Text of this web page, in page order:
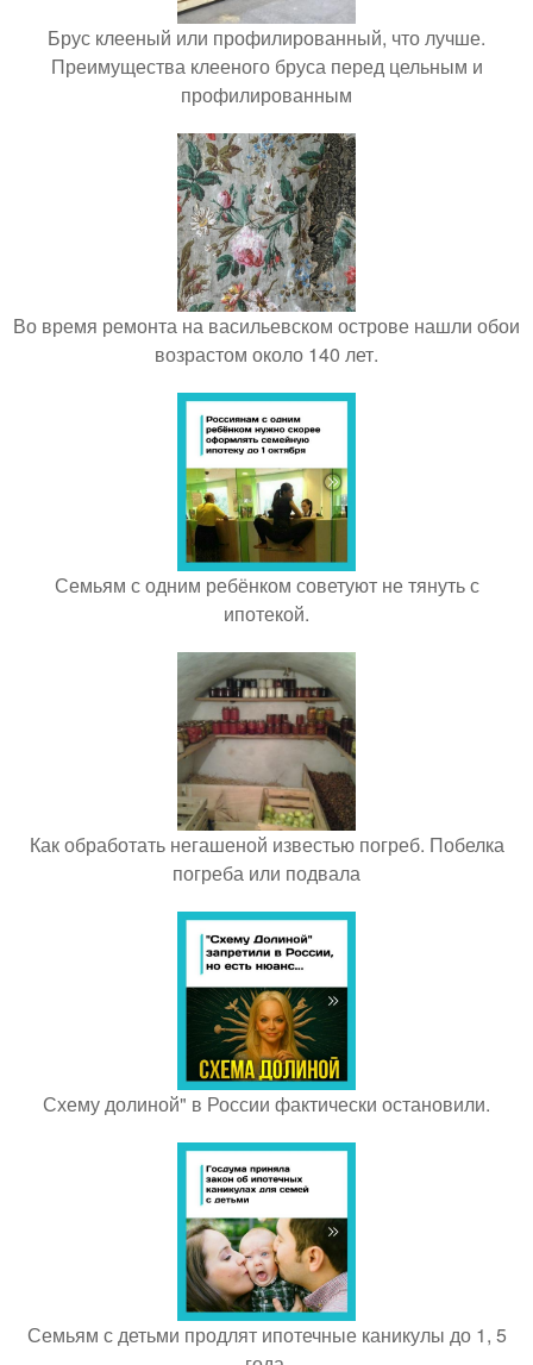
Брус клееный или профилированный, что лучше.
Преимущества клееного бруса перед цельным и
профилированным
Во время ремонта на васильевском острове нашли обои
возрастом около 140 лет.
Семьям с одним ребёнком советуют не тянуть с
ипотекой.
Как обработать негашеной известью погреб. Побелка
погреба или подвала
Схему долиной" в России фактически остановили.
Семьям с детьми продлят ипотечные каникулы до 1, 5